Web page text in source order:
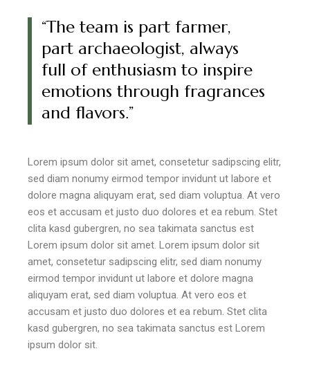
“The team is part farmer,
part archaeologist, always
full of enthusiasm to inspire
emotions through fragrances
and flavors.”
Lorem ipsum dolor sit amet, consetetur sadipscing elitr,
sed diam nonumy eirmod tempor invidunt ut labore et
dolore magna aliquyam erat, sed diam voluptua. At vero
eos et accusam et justo duo dolores et ea rebum. Stet
clita kasd gubergren, no sea takimata sanctus est
Lorem ipsum dolor sit amet. Lorem ipsum dolor sit
amet, consetetur sadipscing elitr, sed diam nonumy
eirmod tempor invidunt ut labore et dolore magna
aliquyam erat, sed diam voluptua. At vero eos et
accusam et justo duo dolores et ea rebum. Stet clita
kasd gubergren, no sea takimata sanctus est Lorem
ipsum dolor sit.